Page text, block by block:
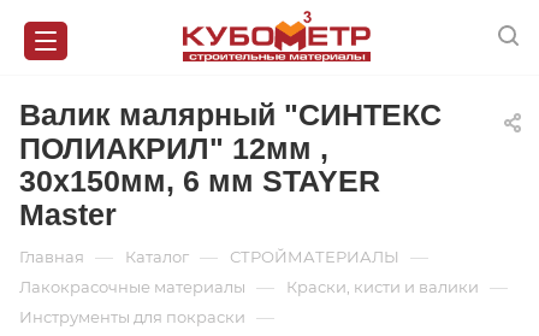
Валик малярный "СИНТЕКС
ПОЛИАКРИЛ" 12мм ,
30х150мм, 6 мм STAYER
Master
Главная — Каталог — СТРОЙМАТЕРИАЛЫ —
Лакокрасочные материалы — Краски, кисти и валики —
Инструменты для покраски —